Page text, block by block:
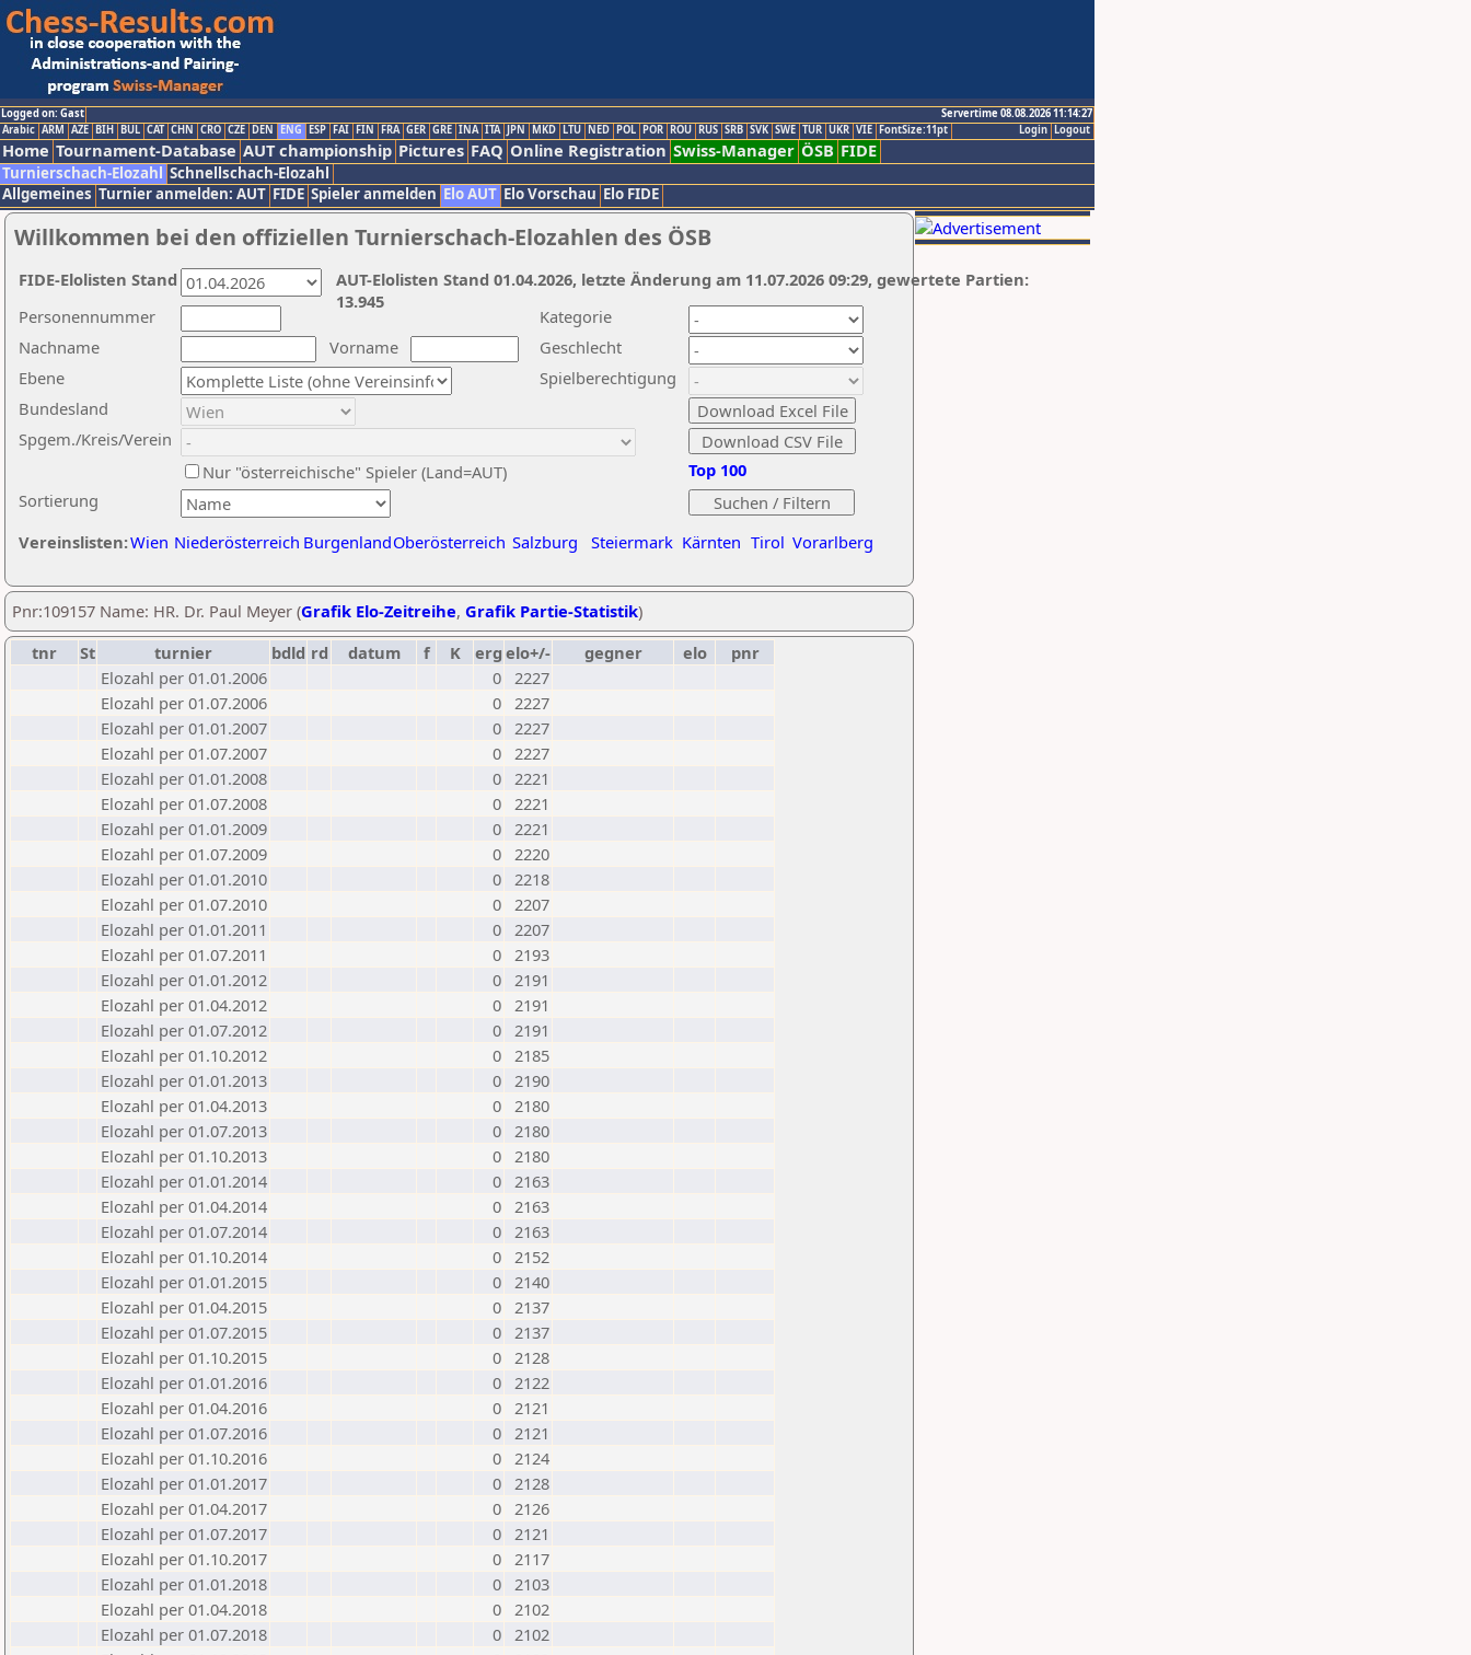
Logged on: Gast
Servertime 08.08.2026 11:14:27
Logout
Login
Arabic ARM AZE BIH BUL CAT CHN CRO CZE DEN ENG ESP FAI FIN FRA GER GRE INA ITA JPN MKD LTU NED POL POR ROU RUS SRB SVK SWE TUR UKR VIE FontSize:11pt
Home Tournament-Database AUT championship Pictures FAQ Online Registration Swiss-Manager ÖSB FIDE
Turnierschach-Elozahl Schnellschach-Elozahl
Allgemeines Turnier anmelden: AUT FIDE Spieler anmelden Elo AUT Elo Vorschau Elo FIDE
Willkommen bei den offiziellen Turnierschach-Elozahlen des ÖSB
Nachname
Vorname
Ebene
Kategorie
Sortierung
Personennummer
Bundesland
Spgem./Kreis/Verein
Geschlecht
Nur "österreichische" Spieler (Land=AUT)
Spielberechtigung
Vereinslisten:Wien Niederösterreich BurgenlandOberösterreich Salzburg Steiermark Kärnten Tirol Vorarlberg
Top 100
AUT-Elolisten Stand 01.04.2026, letzte Änderung am 11.07.2026 09:29, gewertete Partien:
13.945
FIDE-Elolisten Stand
Pnr:109157 Name: HR. Dr. Paul Meyer (Grafik Elo-Zeitreihe, Grafik Partie-Statistik)
tnr
St turnier bdld rd datum f K erg elo+/- gegner elo
pnr
Elozahl per 01.01.2006
0 2227
Elozahl per 01.07.2006
0 2227
Elozahl per 01.01.2007
0 2227
Elozahl per 01.07.2007
0 2227
Elozahl per 01.01.2008
0 2221
Elozahl per 01.07.2008
0 2221
Elozahl per 01.01.2009
0 2221
Elozahl per 01.07.2009
0 2220
Elozahl per 01.01.2010
0 2218
Elozahl per 01.07.2010
0 2207
Elozahl per 01.01.2011
0 2207
Elozahl per 01.07.2011
0 2193
Elozahl per 01.01.2012
0 2191
Elozahl per 01.04.2012
0 2191
Elozahl per 01.07.2012
0 2191
Elozahl per 01.10.2012
0 2185
Elozahl per 01.01.2013
0 2190
Elozahl per 01.04.2013
0 2180
Elozahl per 01.07.2013
0 2180
Elozahl per 01.10.2013
0 2180
Elozahl per 01.01.2014
0 2163
Elozahl per 01.04.2014
0 2163
Elozahl per 01.07.2014
0 2163
Elozahl per 01.10.2014
0 2152
Elozahl per 01.01.2015
0 2140
Elozahl per 01.04.2015
0 2137
Elozahl per 01.07.2015
0 2137
Elozahl per 01.10.2015
0 2128
Elozahl per 01.01.2016
0 2122
Elozahl per 01.04.2016
0 2121
Elozahl per 01.07.2016
0 2121
Elozahl per 01.10.2016
0 2124
Elozahl per 01.01.2017
0 2128
Elozahl per 01.04.2017
0 2126
Elozahl per 01.07.2017
0 2121
Elozahl per 01.10.2017
0 2117
Elozahl per 01.01.2018
0 2103
Elozahl per 01.04.2018
0 2102
Elozahl per 01.07.2018
0 2102